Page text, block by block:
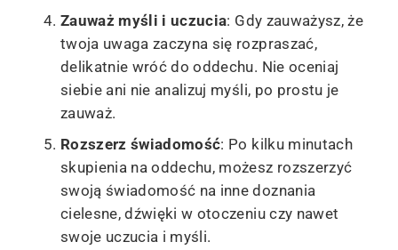
Zauważ myśli i uczucia: Gdy zauważysz, że
twoja uwaga zaczyna się rozpraszać,
delikatnie wróć do oddechu. Nie oceniaj
siebie ani nie analizuj myśli, po prostu je
zauważ.
Rozszerz świadomość: Po kilku minutach
skupienia na oddechu, możesz rozszerzyć
swoją świadomość na inne doznania
cielesne, dźwięki w otoczeniu czy nawet
swoje uczucia i myśli.